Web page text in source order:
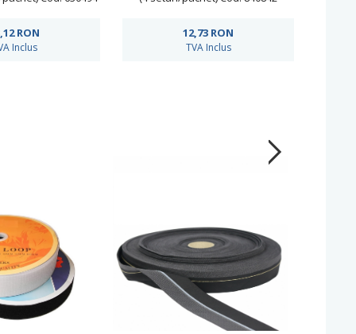
RON
Inclus
12,73 RON
TVA Inclus